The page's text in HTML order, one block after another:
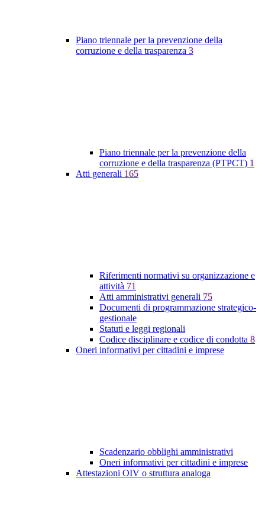
Piano triennale per la prevenzione della
corruzione e della trasparenza 3
Piano triennale per la prevenzione della
corruzione e della trasparenza (PTPCT) 1
Atti generali 165
Riferimenti normativi su organizzazione e
attività 71
Atti amministrativi generali 75
Documenti di programmazione strategico-
gestionale
Statuti e leggi regionali
Codice disciplinare e codice di condotta 8
Oneri informativi per cittadini e imprese
Scadenzario obblighi amministrativi
Oneri informativi per cittadini e imprese
Attestazioni OIV o struttura analoga